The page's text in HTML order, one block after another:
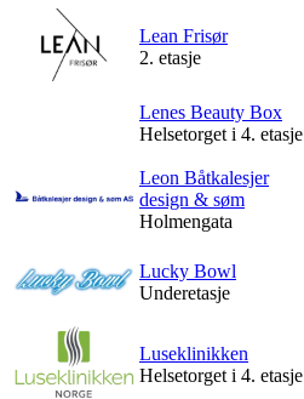
Lean Frisør
2. etasje
Lenes Beauty Box
Helsetorget i 4. etasje
Leon Båtkalesjer
design & søm
Holmengata
Lucky Bowl
Underetasje
Luseklinikken
Helsetorget i 4. etasje